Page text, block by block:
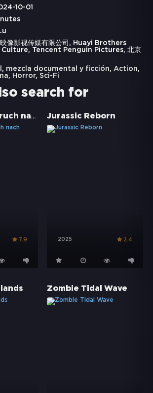
10-01
像影视传媒有限公司, Huayi Brothers
Tencent Penguin Pictures, 北京
, mezcla documental y ficción, Action,
, Horror, Sci-Fi
search for
Avatar - Aufbruch nach Pandora
7.9
Jurassic Reborn
2025 2.4
Zombie Tidal Wave